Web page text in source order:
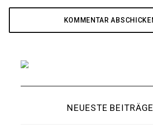
NEUESTE BEITRÄGE